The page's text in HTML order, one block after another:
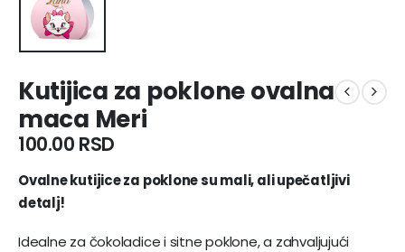
Kutijica za poklone ovalna
maca Meri
100.00 RSD
Ovalne kutijice za poklone su mali, ali upečatljivi
detalj!
Idealne za čokoladice i sitne poklone, a zahvaljujući